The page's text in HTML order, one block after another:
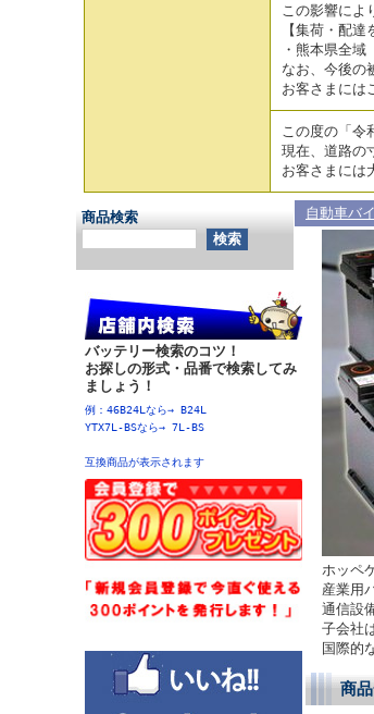
この影響によ
【集荷・配達
・熊本県全域
なお、今後の
お客さまには
この度の「令
現在、道路の
お客さまには
商品検索
バッテリー検索のコツ！
お探しの形式・品番で検索してみ
ましょう！
例：46B24Lなら→ B24L
YTX7L-BSなら→ 7L-BS
互換商品が表示されます
自動車バ
ホッペ
産業用
通信設
子会社
国際的
商